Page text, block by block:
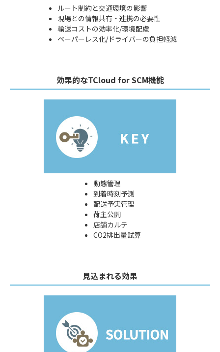
ルート制約と交通環境の影響
現場との情報共有・連携の必要性
輸送コストの効率化/環境配慮
ペーパーレス化/ドライバーの負担軽減
効果的なTCloud for SCM機能
動態管理
到着時刻予測
配送予実管理
荷主公開
店舗カルテ
CO2排出量試算
見込まれる効果